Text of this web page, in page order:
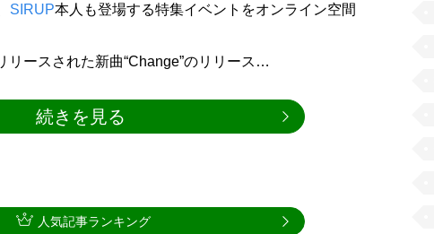
SIRUP本人も登場する特集イベントをオンライン空間
リースされた新曲“Change”のリリース…
続きを見る
人気記事ランキング